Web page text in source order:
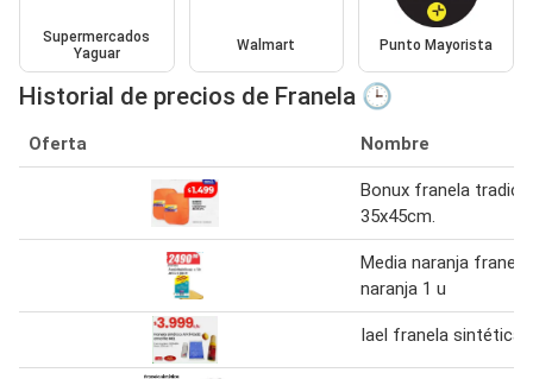
Supermercados
Yaguar
Walmart Punto Mayorista
Historial de precios de Franela 🕒
Oferta Nombre
Bonux franela
35x45cm.
Media naranja
naranja 1 u
Iael franela sintética